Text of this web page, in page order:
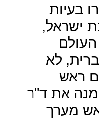
בעיות
ישראל,
העולם
לא
ראש
את ד"ר
מערך